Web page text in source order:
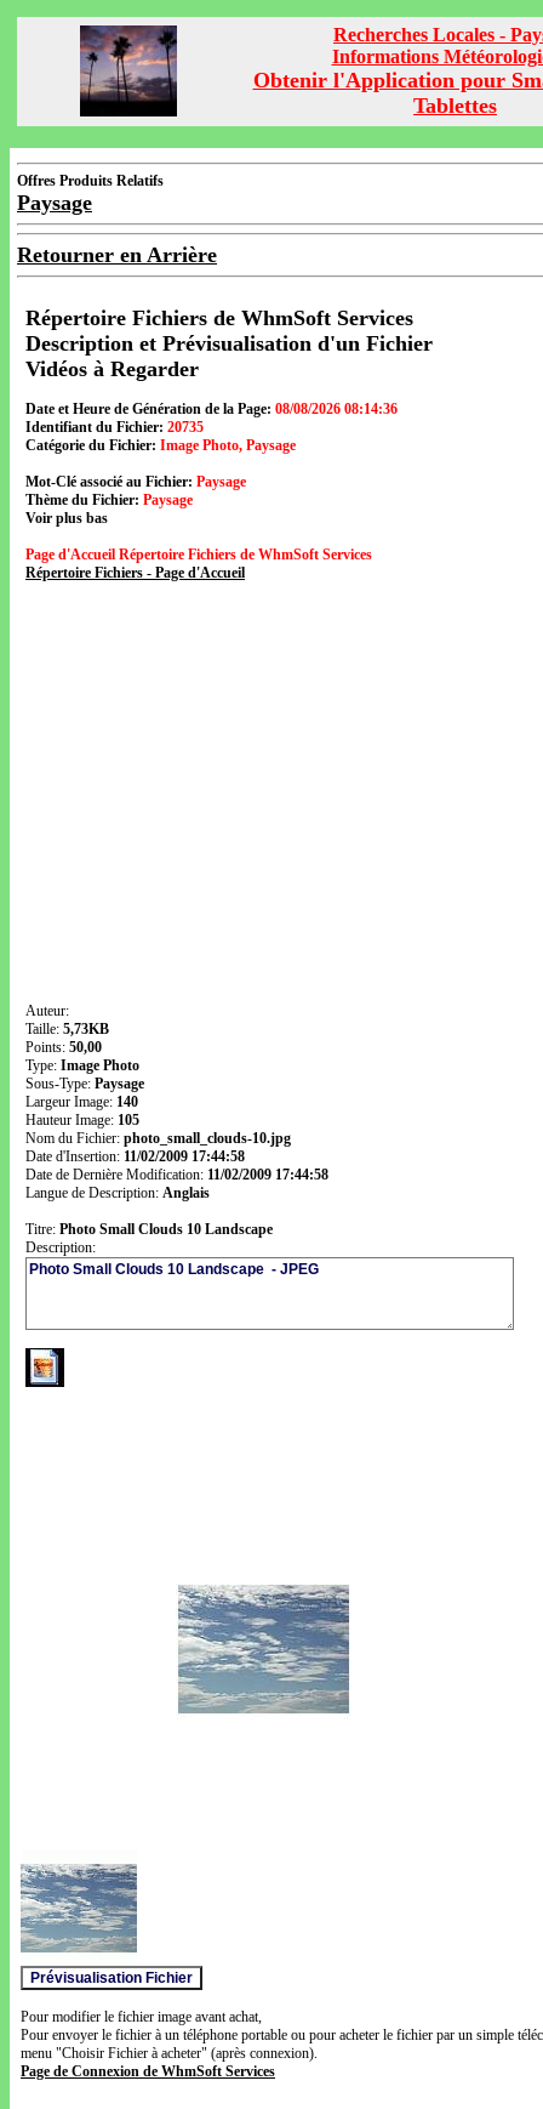
Recherches Locales -
Informations
Obtenir l'Application pour
Tablettes
Offres Produits Relatifs
Paysage
Retourner en Arrière
Répertoire Fichiers de WhmSoft Services
Description et Prévisualisation d'un Fichier
Vidéos à Regarder
Date et Heure de Génération de la Page: 08/08/2026 08:14:36
Identifiant du Fichier: 20735
Catégorie du Fichier: Image Photo, Paysage
Mot-Clé associé au Fichier: Paysage
Thème du Fichier: Paysage
Voir plus bas
Page d'Accueil Répertoire Fichiers de WhmSoft Services
Répertoire Fichiers - Page d'Accueil
Auteur:
Taille: 5,73KB
Points: 50,00
Type: Image Photo
Sous-Type: Paysage
Largeur Image: 140
Hauteur Image: 105
Nom du Fichier: photo_small_clouds-10.jpg
Date d'Insertion: 11/02/2009 17:44:58
Date de Dernière Modification: 11/02/2009 17:44:58
Langue de Description: Anglais
Titre: Photo Small Clouds 10 Landscape
Description:
Pour modifier le fichier image avant achat,
Pour envoyer le fichier à un téléphone portable ou pour acheter le fichier par un simple
menu "Choisir Fichier à acheter" (après connexion).
Page de Connexion de WhmSoft Services